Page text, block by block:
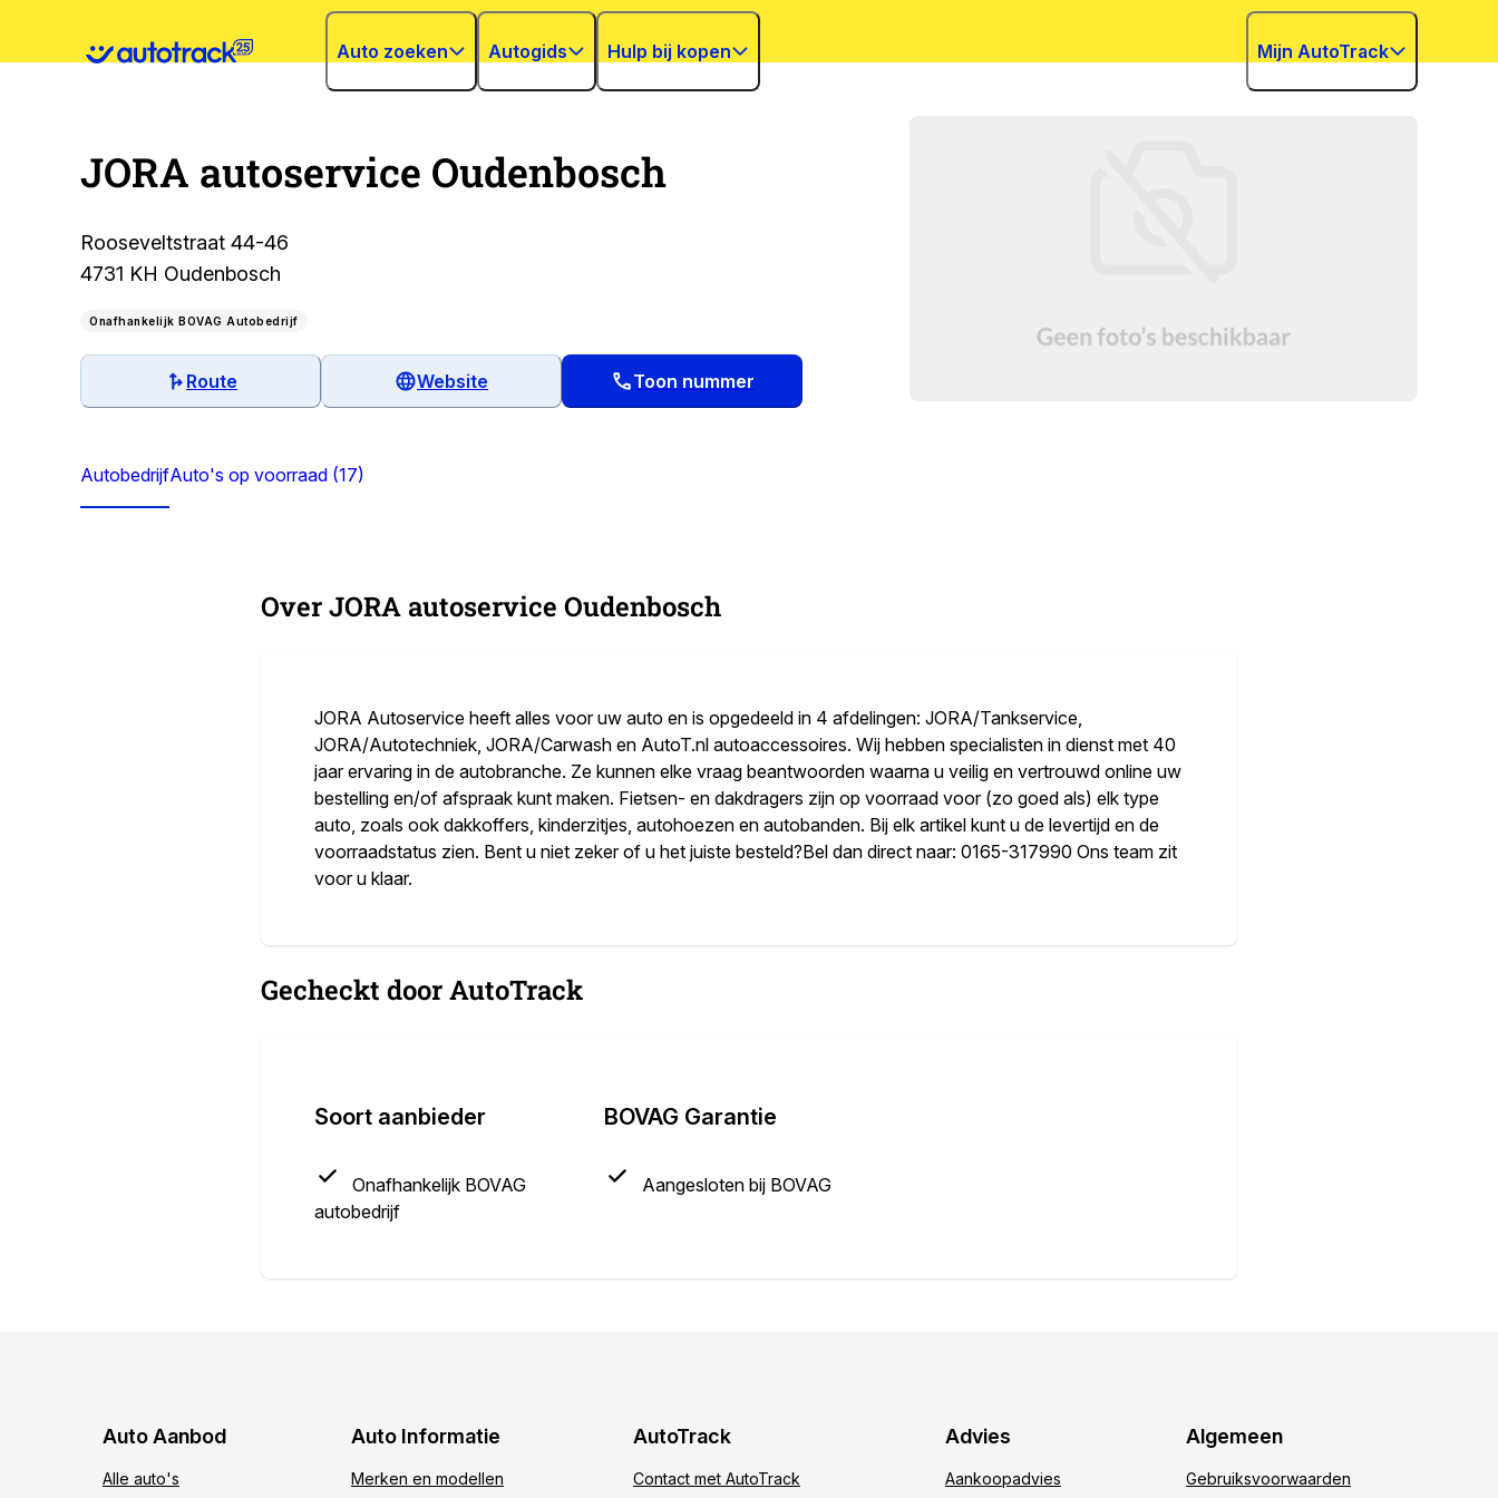
Auto zoeken Autogids Hulp bij kopen Mijn AutoTrack
JORA autoservice Oudenbosch
Rooseveltstraat 44-46
4731 KH Oudenbosch
Onafhankelijk BOVAG Autobedrijf
Route Website Toon nummer
AutobedrijfAuto's op voorraad (17)
Over JORA autoservice Oudenbosch
JORA Autoservice heeft alles voor uw auto en is opgedeeld in 4 afdelingen: JORA/Tankservice,
JORA/Autotechniek, JORA/Carwash en AutoT.nl autoaccessoires. Wij hebben specialisten in dienst met 40
jaar ervaring in de autobranche. Ze kunnen elke vraag beantwoorden waarna u veilig en vertrouwd online uw
bestelling en/of afspraak kunt maken. Fietsen- en dakdragers zijn op voorraad voor (zo goed als) elk type
auto, zoals ook dakkoffers, kinderzitjes, autohoezen en autobanden. Bij elk artikel kunt u de levertijd en de
voorraadstatus zien. Bent u niet zeker of u het juiste besteld?Bel dan direct naar: 0165-317990 Ons team zit
voor u klaar.
Gecheckt door AutoTrack
Soort aanbieder
Onafhankelijk BOVAG
autobedrijf
BOVAG Garantie
Aangesloten bij BOVAG
Auto Aanbod
Alle auto's
Auto Informatie
Merken en modellen
AutoTrack
Contact met AutoTrack
Advies
Aankoopadvies
Algemeen
Gebruiksvoorwaarden